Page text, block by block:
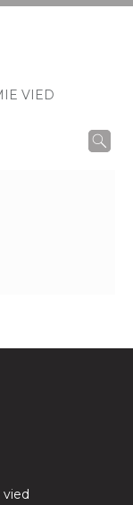
VIED
vied